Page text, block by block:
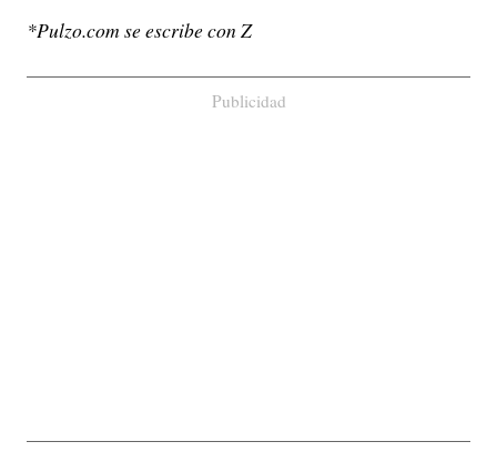
*Pulzo.com se escribe con Z
Publicidad